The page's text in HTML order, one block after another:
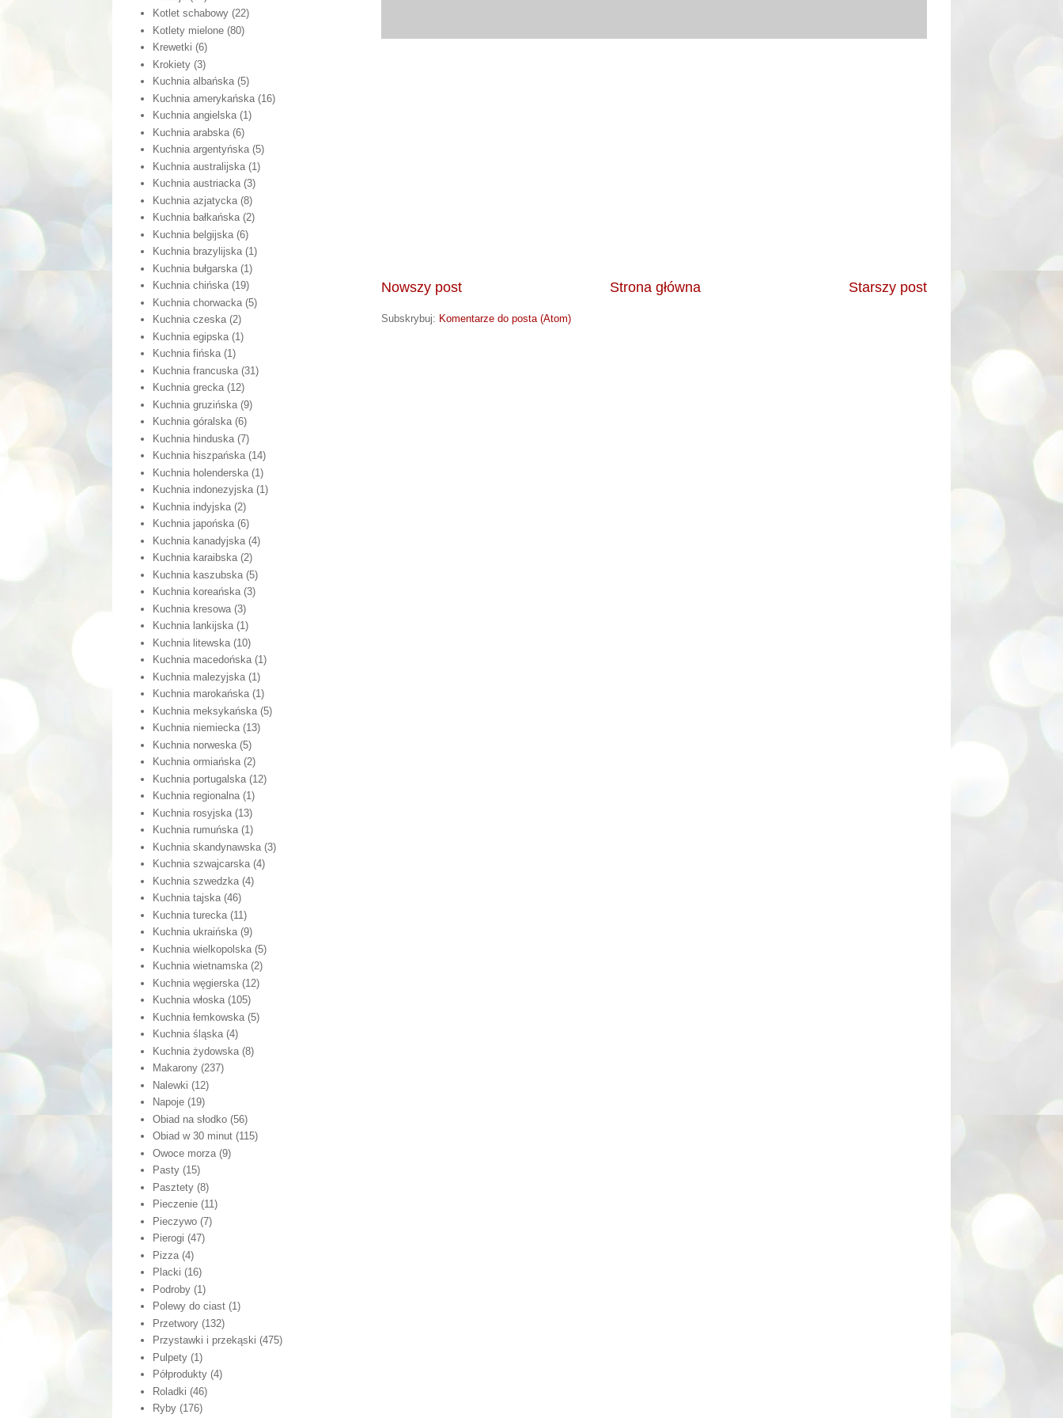
Nowszy post Starszy post
Strona główna
Subskrybuj: Komentarze do posta (Atom)
Kotlet schabowy (22)
Kotlety mielone (80)
Krewetki (6)
Krokiety (3)
Kuchnia albańska (5)
Kuchnia amerykańska (16)
Kuchnia angielska (1)
Kuchnia arabska (6)
Kuchnia argentyńska (5)
Kuchnia australijska (1)
Kuchnia austriacka (3)
Kuchnia azjatycka (8)
Kuchnia bałkańska (2)
Kuchnia belgijska (6)
Kuchnia brazylijska (1)
Kuchnia bułgarska (1)
Kuchnia chińska (19)
Kuchnia chorwacka (5)
Kuchnia czeska (2)
Kuchnia egipska (1)
Kuchnia fińska (1)
Kuchnia francuska (31)
Kuchnia grecka (12)
Kuchnia gruzińska (9)
Kuchnia góralska (6)
Kuchnia hinduska (7)
Kuchnia hiszpańska (14)
Kuchnia holenderska (1)
Kuchnia indonezyjska (1)
Kuchnia indyjska (2)
Kuchnia japońska (6)
Kuchnia kanadyjska (4)
Kuchnia karaibska (2)
Kuchnia kaszubska (5)
Kuchnia koreańska (3)
Kuchnia kresowa (3)
Kuchnia lankijska (1)
Kuchnia litewska (10)
Kuchnia macedońska (1)
Kuchnia malezyjska (1)
Kuchnia marokańska (1)
Kuchnia meksykańska (5)
Kuchnia niemiecka (13)
Kuchnia norweska (5)
Kuchnia ormiańska (2)
Kuchnia portugalska (12)
Kuchnia regionalna (1)
Kuchnia rosyjska (13)
Kuchnia rumuńska (1)
Kuchnia skandynawska (3)
Kuchnia szwajcarska (4)
Kuchnia szwedzka (4)
Kuchnia tajska (46)
Kuchnia turecka (11)
Kuchnia ukraińska (9)
Kuchnia wielkopolska (5)
Kuchnia wietnamska (2)
Kuchnia węgierska (12)
Kuchnia włoska (105)
Kuchnia łemkowska (5)
Kuchnia śląska (4)
Kuchnia żydowska (8)
Makarony (237)
Nalewki (12)
Napoje (19)
Obiad na słodko (56)
Obiad w 30 minut (115)
Owoce morza (9)
Pasty (15)
Pasztety (8)
Pieczenie (11)
Pieczywo (7)
Pierogi (47)
Pizza (4)
Placki (16)
Podroby (1)
Polewy do ciast (1)
Przetwory (132)
Przystawki i przekąski (475)
Pulpety (1)
Półprodukty (4)
Roladki (46)
Ryby (176)